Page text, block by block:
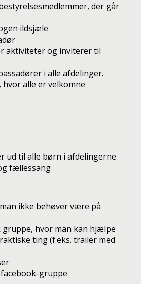
der går
ildsjæle
aktiviteter og inviterer til
i alle afdelinger.
alle er velkomne
ud til alle børn i afdelingerne
fællessang
ikke behøver være på
gruppe, hvor man kan hjælpe
ting (f.eks. trailer med
gruppe